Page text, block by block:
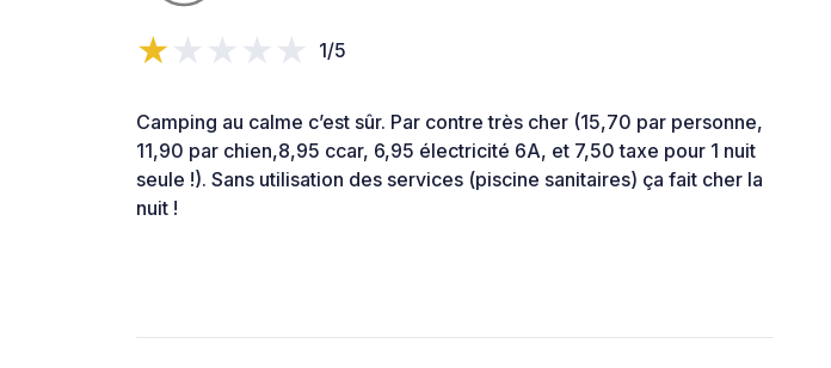
1/5
Camping au calme c’est sûr. Par contre très cher (15,70 par personne,
11,90 par chien,8,95 ccar, 6,95 électricité 6A, et 7,50 taxe pour 1 nuit
seule !). Sans utilisation des services (piscine sanitaires) ça fait cher la
nuit !